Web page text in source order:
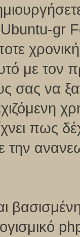
gr
με τον
σας να
πως
την